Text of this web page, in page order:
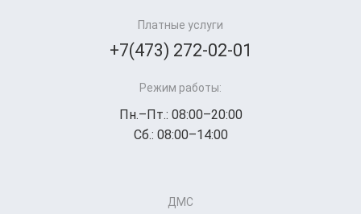
Платные услуги
+7(473) 272-02-01
Режим работы:
Пн.–Пт.: 08:00–20:00
Сб.: 08:00–14:00
ДМС